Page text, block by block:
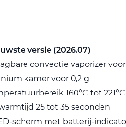
versie (2026.07)
convectie vaporizer
kamer voor 0,2 g
160°C tot 221°C
25 tot 35 seconden
scherm met batterij-